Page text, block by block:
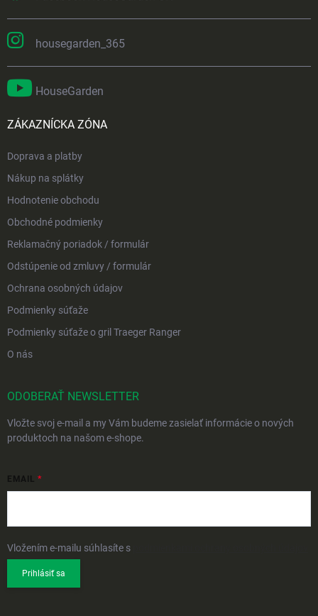
housegarden_365
HouseGarden
ZÁKAZNÍCKA ZÓNA
Doprava a platby
Nákup na splátky
Hodnotenie obchodu
Obchodné podmienky
Reklamačný poriadok / formulár
Odstúpenie od zmluvy / formulár
Ochrana osobných údajov
Podmienky súťaže
Podmienky súťaže o gril Traeger Ranger
O nás
ODOBERAŤ NEWSLETTER
Vložte svoj e-mail a my Vám budeme zasielať informácie o nových
produktoch na našom e-shope.
EMAIL
Vložením e-mailu súhlasíte s
Prihlásiť sa